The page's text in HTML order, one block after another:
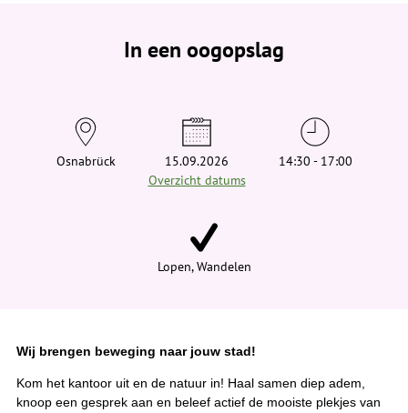
e
h
e
In een oogopslag
Osnabrück
15.09.2026
Overzicht datums
14:30 - 17:00
Lopen, Wandelen
Wij brengen beweging naar jouw stad!
Kom het kantoor uit en de natuur in! Haal samen diep adem,
knoop een gesprek aan en beleef actief de mooiste plekjes van